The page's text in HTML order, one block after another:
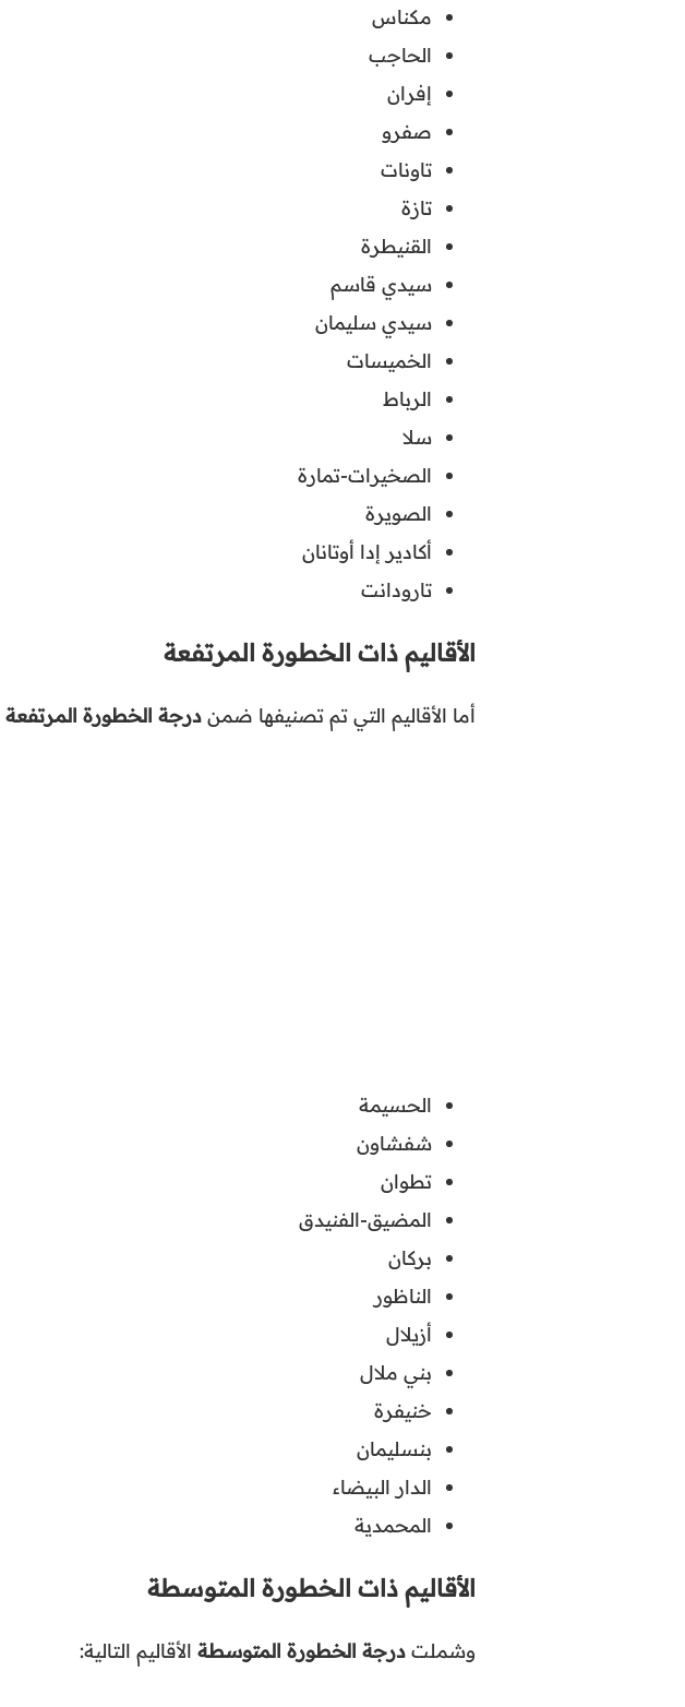
مكناس
الحاجب
إفران
صفرو
تاونات
تازة
القنيطرة
سيدي قاسم
سيدي سليمان
الخميسات
الرباط
سلا
الصخيرات-تمارة
الصويرة
أكادير إدا أوتانان
تارودانت
الأقاليم ذات الخطورة المرتفعة
أما الأقاليم التي تم تصنيفها ضمن درجة الخطورة المرتفعة
الحسيمة
شفشاون
تطوان
المضيق-الفنيدق
بركان
الناظور
أزيلال
بني ملال
خنيفرة
بنسليمان
الدار البيضاء
المحمدية
الأقاليم ذات الخطورة المتوسطة
وشملت درجة الخطورة المتوسطة الأقاليم التالية: